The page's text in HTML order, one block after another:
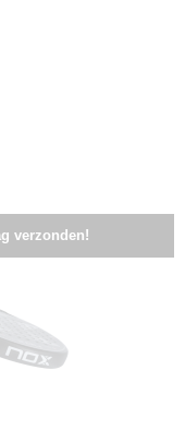
verzonden!